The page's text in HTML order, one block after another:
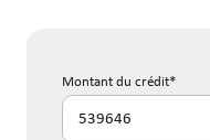
Montant du crédit*